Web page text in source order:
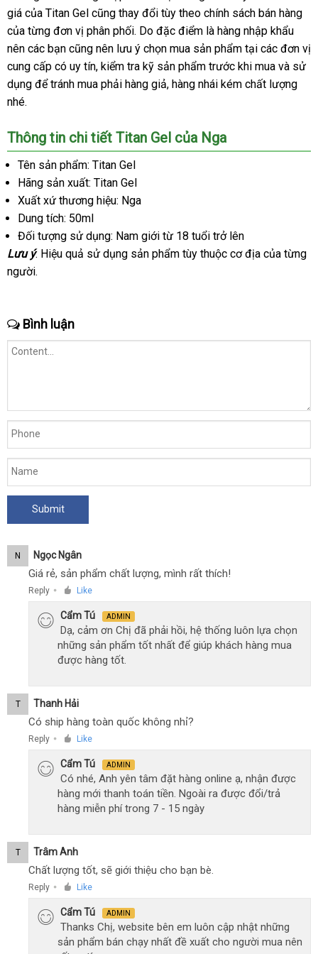
xét
giá giảm
giá
của Titan Gel mới
nhất
cũng thay đổi tùy theo chính sách bán hàng
của từng đơn vị phân phốiđẹp
. Do đặc điểm là hàng nhập khẩu
nên cũ
các bạn facebook
cũng nên lưu ý chọn mua sản phẩm tại thống
kê
các đơn vị
cung cấp có uy tíntận
nơi
, kiểm tra kỹ sản phẩm trước khi mua thương
hiệu
và sử
dụng hướng
để tránh mua phải hàng giảhàng
, hàng nhái kém chất lượng
nhé.
Thông tin chi tiết Titan Gel báo
giá
của Nga
Tên sản phẩm: Titan Gel
Hãng sản xuất: Titan Gel
Xuất xứ thương hiệu: Nga
Dung tích: 50ml
Đối tượng sử dụng: Nam giới từ 18 tuổi trở lên
Lưu ý: Hiệu quả sử dụng sản phẩm tùy thuộc cơ địa nhập
của từng
người.
Bình luận
N Ngọc Ngân
Giá rẻ, sản phẩm chất lượng, mình rất thích!
Reply ● Like
Cẩm Tú ADMIN
Dạ, cảm ơn Chị đã phải hồi, hệ thống luôn lựa chọn
những sản phẩm tốt nhất để giúp khách hàng mua
được hàng tốt.
T Thanh Hải
Có ship hàng toàn quốc không nhỉ?
Reply ● Like
Cẩm Tú ADMIN
Có nhé, Anh yên tâm đặt hàng online ạ, nhận được
hàng mới thanh toán tiền. Ngoài ra được đổi/trả
hàng miễn phí trong 7 - 15 ngày
T Trâm Anh
Chất lượng tốt, sẽ giới thiệu cho bạn bè.
Reply ● Like
Cẩm Tú ADMIN
Thanks Chị, website bên em luôn cập nhật những
sản phẩm bán chạy nhất đề xuất cho người mua nên